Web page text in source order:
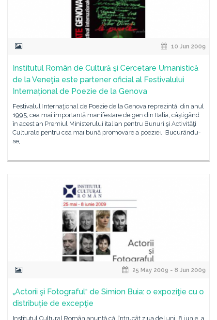
10 Jun 2009
Institutul Român de Cultură şi Cercetare Umanistică
de la Veneţia este partener oficial al Festivalului
Internaţional de Poezie de la Genova
Festivalul Internaţional de Poezie de la Genova reprezintă, din anul
1995, cea mai importantă manifestare de gen din Italia, câştigând
în acest an Premiul Ministerului italian pentru Bunuri şi Activităţi
Culturale pentru cea mai bună promovare a poeziei. Bucurându-
se,
25 May 2009 - 8 Jun 2009
„Actorii şi Fotograful“ de Simion Buia: o expoziţie cu o
distribuţie de excepţie
Institutul Cultural Român anunţă că, întrucât ziua de luni, 8 iunie, a